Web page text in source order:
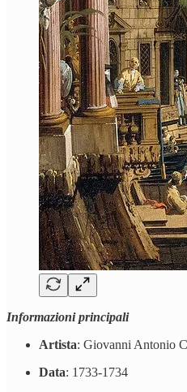
Informazioni principali
Artista: Giovanni Antonio
Data: 1733-1734